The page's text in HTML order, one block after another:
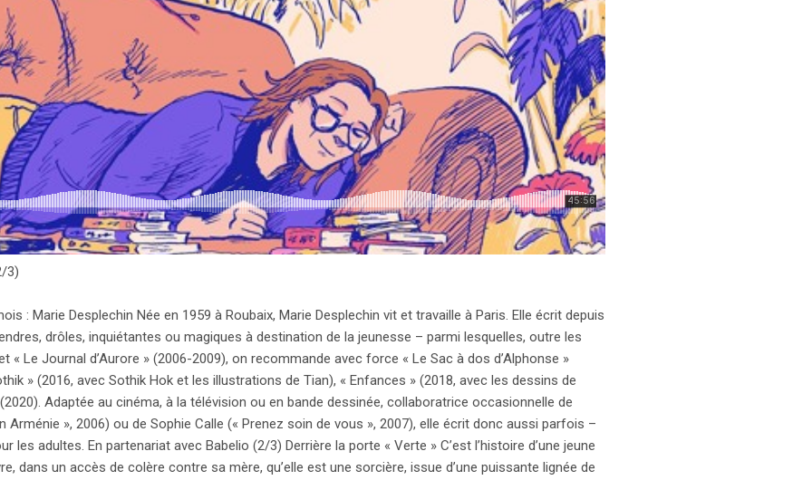
3)
: Marie Desplechin Née en 1959 à Roubaix, Marie Desplechin vit et travaille à Paris. Elle écrit depuis
drôles, inquiétantes ou magiques à destination de la jeunesse – parmi lesquelles, outre les
« Le Journal d’Aurore » (2006-2009), on recommande avec force « Le Sac à dos d’Alphonse »
» (2016, avec Sothik Hok et les illustrations de Tian), « Enfances » (2018, avec les dessins de
Adaptée au cinéma, à la télévision ou en bande dessinée, collaboratrice occasionnelle de
Arménie », 2006) ou de Sophie Calle (« Prenez soin de vous », 2007), elle écrit donc aussi parfois –
les adultes. En partenariat avec Babelio (2/3) Derrière la porte « Verte » C’est l’histoire d’une jeune
dans un accès de colère contre sa mère, qu’elle est une sorcière, issue d’une puissante lignée de